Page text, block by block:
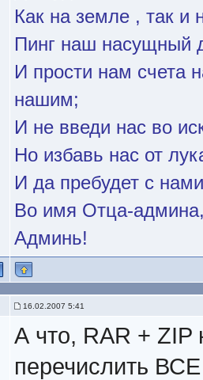
Как на земле , так и
Пинг наш насущный
И прости нам счета
нашим;
И не введи нас во
Но избавь нас от
И да пребудет с
Во имя Отца-
Админь!
16.02.2007 5:41
А что, RAR + ZIP
перечислить